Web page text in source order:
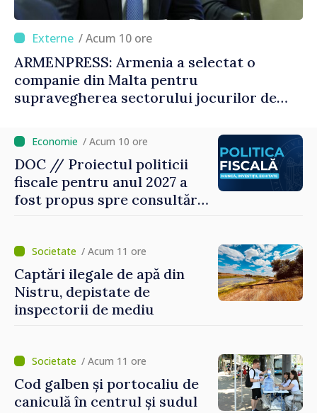
/ Acum 10 ore
ARMENPRESS: Armenia a selectat o
companie din Malta pentru
supravegherea sectorului jocurilor de
/ Acum 10 ore
DOC // Proiectul politicii
fiscale pentru anul 2027 a
fost propus spre consultări
/ Acum 11 ore
Captări ilegale de apă din
Nistru, depistate de
inspectorii de mediu
/ Acum 11 ore
Cod galben și portocaliu de
caniculă în centrul și sudul